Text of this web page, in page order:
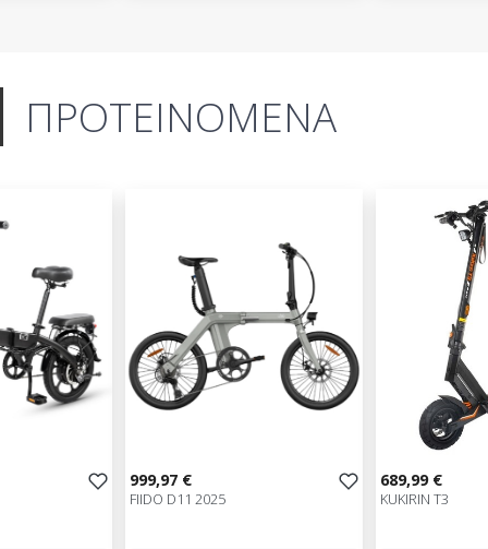
ΠΡΟΤΕΙΝΟΜΕΝΑ
999,97 €
FIIDO D11 2025
689,99 €
KUKIRIN T3